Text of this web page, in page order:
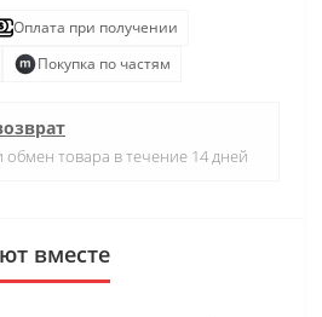
Оплата при получении
Покупка по частям
обмен товара в течение 14 дней
вместе